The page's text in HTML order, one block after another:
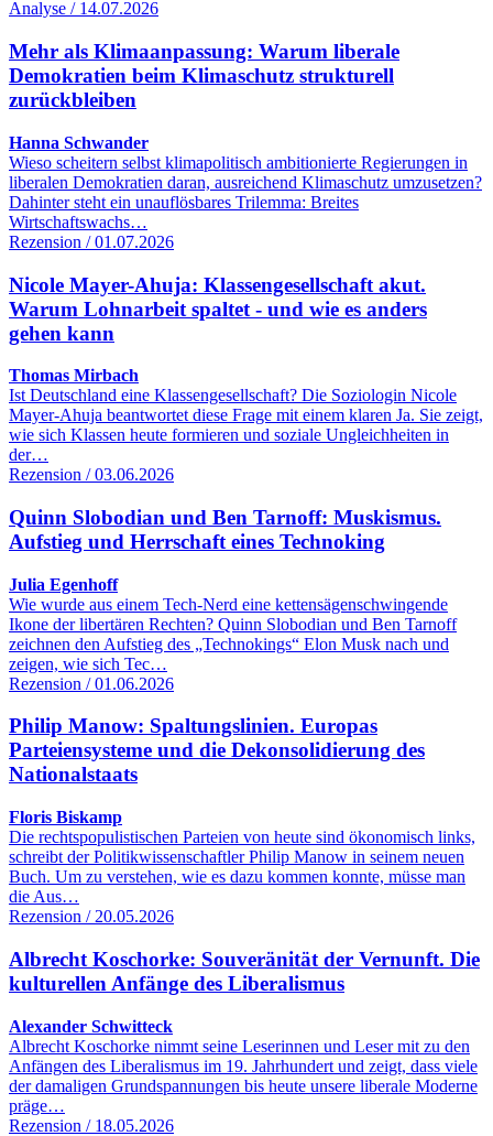
Analyse / 14.07.2026
Mehr als Klimaanpassung: Warum liberale
Demokratien beim Klimaschutz strukturell
zurückbleiben
Hanna Schwander
Wieso scheitern selbst klimapolitisch ambitionierte Regierungen in
liberalen Demokratien daran, ausreichend Klimaschutz umzusetzen?
Dahinter steht ein unauflösbares Trilemma: Breites
Wirtschaftswachs…
Rezension / 01.07.2026
Nicole Mayer-Ahuja: Klassengesellschaft akut.
Warum Lohnarbeit spaltet - und wie es anders
gehen kann
Thomas Mirbach
Ist Deutschland eine Klassengesellschaft? Die Soziologin Nicole
Mayer-Ahuja beantwortet diese Frage mit einem klaren Ja. Sie zeigt,
wie sich Klassen heute formieren und soziale Ungleichheiten in
der…
Rezension / 03.06.2026
Quinn Slobodian und Ben Tarnoff: Muskismus.
Aufstieg und Herrschaft eines Technoking
Julia Egenhoff
Wie wurde aus einem Tech-Nerd eine kettensägenschwingende
Ikone der libertären Rechten? Quinn Slobodian und Ben Tarnoff
zeichnen den Aufstieg des „Technokings“ Elon Musk nach und
zeigen, wie sich Tec…
Rezension / 01.06.2026
Philip Manow: Spaltungslinien. Europas
Parteiensysteme und die Dekonsolidierung des
Nationalstaats
Floris Biskamp
Die rechtspopulistischen Parteien von heute sind ökonomisch links,
schreibt der Politikwissenschaftler Philip Manow in seinem neuen
Buch. Um zu verstehen, wie es dazu kommen konnte, müsse man
die Aus…
Rezension / 20.05.2026
Albrecht Koschorke: Souveränität der Vernunft. Die
kulturellen Anfänge des Liberalismus
Alexander Schwitteck
Albrecht Koschorke nimmt seine Leserinnen und Leser mit zu den
Anfängen des Liberalismus im 19. Jahrhundert und zeigt, dass viele
der damaligen Grundspannungen bis heute unsere liberale Moderne
präge…
Rezension / 18.05.2026